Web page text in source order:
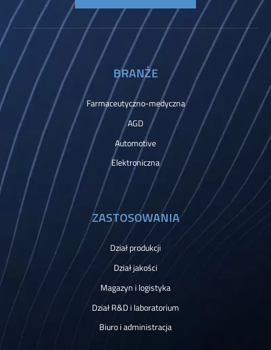
BRANŻE
Farmaceutyczno-medyczna
AGD
Automotive
Elektroniczna
ZASTOSOWANIA
Dział produkcji
Dział jakości
Magazyn i logistyka
Dział R&D i laboratorium
Biuro i administracja